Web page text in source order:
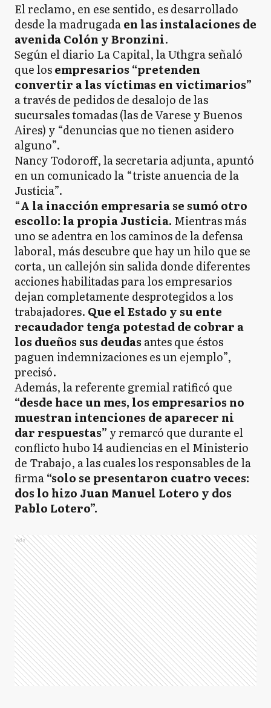
El reclamo, en ese sentido, es desarrollado
desde la madrugadaen las instalaciones de
avenida Colón y Bronzini.
Según el diario La Capital, la Uthgra señaló
que losempresarios “pretenden
convertir a las víctimas en victimarios”
a través de pedidos de desalojo de las
sucursales tomadas (las de Varese y Buenos
Aires) y “denuncias que no tienen asidero
alguno”.
Nancy Todoroff, la secretaria adjunta, apuntó
en un comunicado la “triste anuencia de la
Justicia”.
“A la inacción empresaria se sumó otro
escollo: la propia Justicia. Mientras más
uno se adentra en los caminos de la defensa
laboral, más descubre que hay un hilo que se
corta, un callejón sin salida donde diferentes
acciones habilitadas para los empresarios
dejan completamente desprotegidos a los
trabajadores. Que el Estado y su ente
recaudador tenga potestad de cobrar a
los dueños sus deudas antes que éstos
paguen indemnizaciones es un ejemplo”,
precisó.
Además, la referente gremial ratificó que
“desde hace un mes, los empresarios no
muestran intenciones de aparecer ni
dar respuestas” y remarcó que durante el
conflicto hubo 14 audiencias en el Ministerio
de Trabajo, a las cuales los responsables de la
firma“solo se presentaron cuatro veces:
dos lo hizo Juan Manuel Lotero y dos
Pablo Lotero”.
Ads